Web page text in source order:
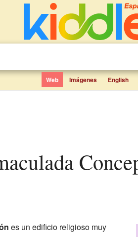
Web Imágenes English
es un edificio religioso muy